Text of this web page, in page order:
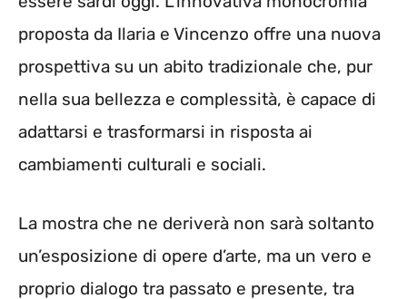
proposta da Ilaria e Vincenzo offre una nuova
prospettiva su un abito tradizionale che, pur
nella sua bellezza e complessità, è capace di
adattarsi e trasformarsi in risposta ai
cambiamenti culturali e sociali.
La mostra che ne deriverà non sarà soltanto
un’esposizione di opere d’arte, ma un vero e
proprio dialogo tra passato e presente, tra